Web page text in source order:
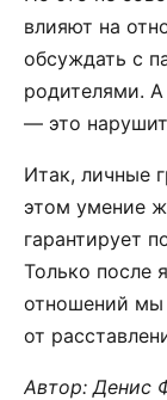
влияют на
обсуждать с
родителями. А
— это
Итак, личные
этом умение
гарантирует
Только после
отношений мы
от
Автор: Денис